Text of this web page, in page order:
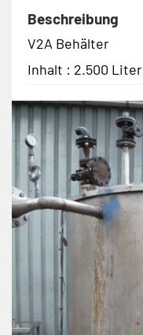
Beschreibung
V2A Behälter
Inhalt : 2.500 Liter